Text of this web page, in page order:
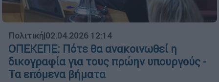
Πολιτική|02.04.2026 12:14
ΟΠΕΚΕΠΕ: Πότε θα ανακοινωθεί η
δικογραφία για τους πρώην υπουργούς -
Τα επόμενα βήματα